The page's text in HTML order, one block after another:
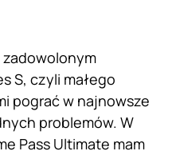
S, czyli małego
pograć w najnowsze
problemów. W
Pass Ultimate mam